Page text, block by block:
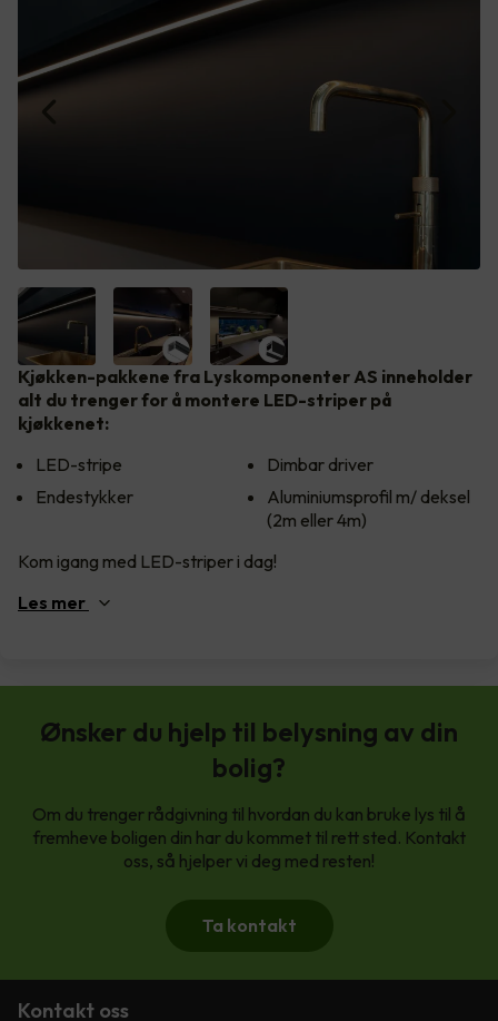
Kjøkken-pakkene fra Lyskomponenter AS inneholder
alt du trenger for å montere LED-striper på
kjøkkenet:
LED-stripe
Endestykker
Dimbar driver
Aluminiumsprofil m/ deksel
(2m eller 4m)
Kom igang med LED-striper i dag!
Les mer
Ønsker du hjelp til belysning av din
bolig?
Om du trenger rådgivning til hvordan du kan bruke lys til å
fremheve boligen din har du kommet til rett sted. Kontakt
oss, så hjelper vi deg med resten!
Ta kontakt
Kontakt oss